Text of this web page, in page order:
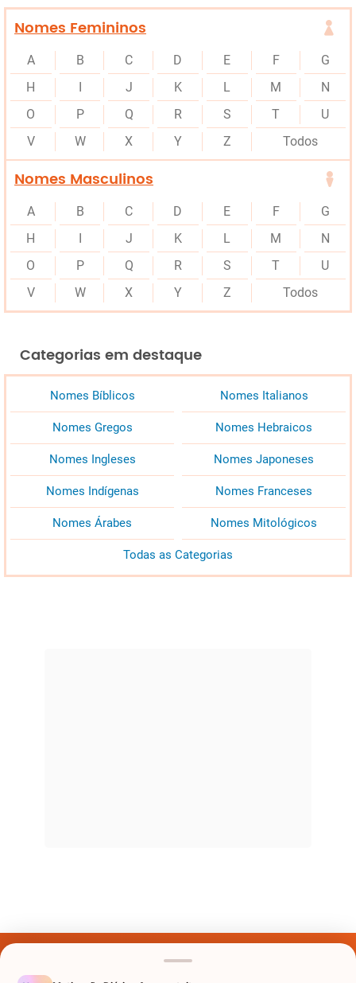
Nomes Femininos
A B C D E F
G
H
I J K L M
N
O
P Q R S T
U
V
W X Y Z Todos
Nomes Masculinos
A B C D E F
G
H
I J K L M
N
O
P Q R S T
U
V
W X Y Z Todos
Categorias em destaque
Nomes Bíblicos Nomes Italianos
Nomes Gregos Nomes Hebraicos
Nomes Ingleses Nomes Japoneses
Nomes Indígenas Nomes Franceses
Nomes Árabes Nomes Mitológicos
Todas as Categorias